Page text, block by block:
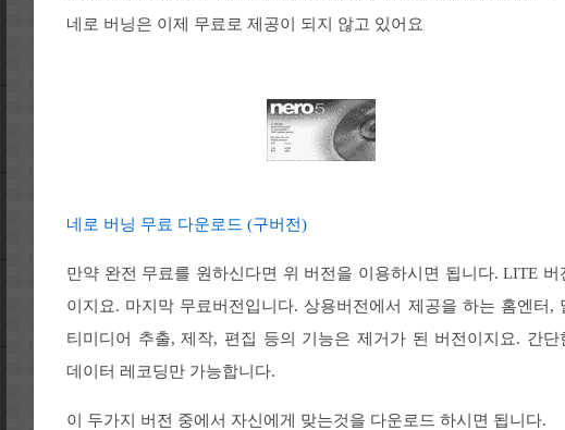
네로 버닝은 이제 무료로 제공이 되지 않고 있어요
네로 버닝 무료 다운로드 (구버전)
만약 완전 무료를 원하신다면 위 버전을 이용하시면 됩니다. LITE 버
이지요. 마지막 무료버전입니다. 상용버전에서 제공을 하는 홈엔터,
티미디어 추출, 제작, 편집 등의 기능은 제거가 된 버전이지요. 간단
데이터 레코딩만 가능합니다.
이 두가지 버전 중에서 자신에게 맞는것을 다운로드 하시면 됩니다.